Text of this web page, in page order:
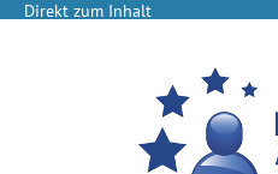
Direkt zum Inhalt